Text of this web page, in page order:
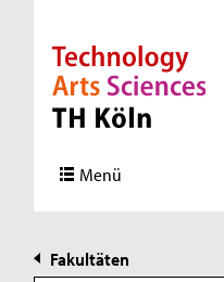
Direkt zur Hauptnavigation
Direkt zur Subnavigation
Direkt zum Inhalt
Direkt zum Fußbereich
Menü
Fakultäten